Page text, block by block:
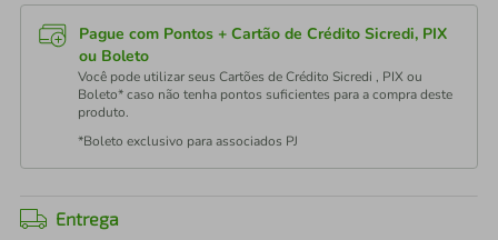
Pague com Pontos + Cartão de Crédito Sicredi, PIX
ou Boleto
Você pode utilizar seus Cartões de Crédito Sicredi , PIX ou
Boleto* caso não tenha pontos suficientes para a compra deste
produto.
*Boleto exclusivo para associados PJ
Entrega